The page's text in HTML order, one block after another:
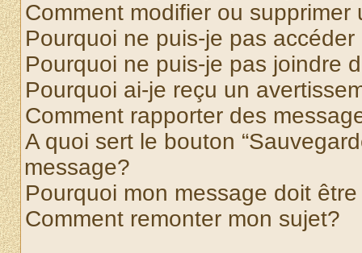
Comment modifier ou supprimer
Pourquoi ne puis-je pas
Pourquoi ne puis-je pas joindre
Pourquoi ai-je reçu un
Comment rapporter des
A quoi sert le bouton
message?
Pourquoi mon message doit
Comment remonter mon sujet?